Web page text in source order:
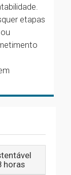
etapas
horas